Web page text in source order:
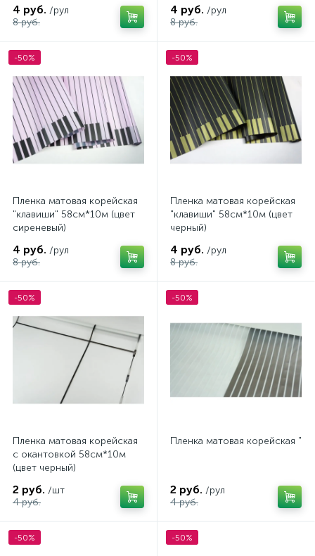
4 руб. /рул
8 руб.
4 руб. /рул
8 руб.
-50%
Пленка матовая корейская
"клавиши" 58см*10м (цвет
сиреневый)
4 руб. /рул
8 руб.
-50%
Пленка матовая корейская
"клавиши" 58см*10м (цвет
черный)
4 руб. /рул
8 руб.
-50%
Пленка матовая корейская
с окантовкой 58см*10м
(цвет черный)
2 руб. /шт
4 руб.
-50%
Пленка матовая корейская
2 руб. /рул
4 руб.
-50% -50%